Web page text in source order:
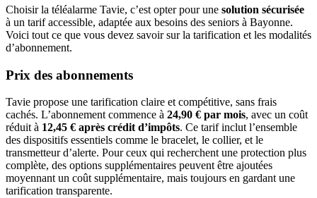
Choisir la téléalarme Tavie, c’est opter pour une solution sécurisée
à un tarif accessible, adaptée aux besoins des seniors à Bayonne.
Voici tout ce que vous devez savoir sur la tarification et les modalités
d’abonnement.
Prix des abonnements
Tavie propose une tarification claire et compétitive, sans frais
cachés. L’abonnement commence à 24,90 € par mois, avec un coût
réduit à 12,45 € après crédit d’impôts. Ce tarif inclut l’ensemble
des dispositifs essentiels comme le bracelet, le collier, et le
transmetteur d’alerte. Pour ceux qui recherchent une protection plus
complète, des options supplémentaires peuvent être ajoutées
moyennant un coût supplémentaire, mais toujours en gardant une
tarification transparente.